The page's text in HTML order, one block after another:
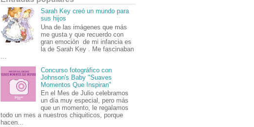
Sarah Key creó un mundo para
sus hijos
Una de las imágenes que más
me gusta y que recuerdo con
gran emoción de mi infancia es
la de Sarah Key . Me fascinaban
Concurso fotográfico con
Johnson's Baby "Suaves
Momentos Que Inspiran"
En el Mes de Julio celebramos
un día muy especial, pero más
que un momento, le regalamos
todo un mes a nuestros chiquiticos, porque
hacen...